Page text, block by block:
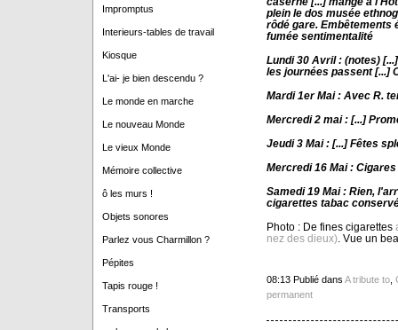
Impromptus
Interieurs-tables de travail
Kiosque
L'ai- je bien descendu ?
Le monde en marche
Le nouveau Monde
Le vieux Monde
Mémoire collective
ô les murs !
Objets sonores
Parlez vous Charmillon ?
Pépites
Tapis rouge !
Transports
plein le dos musée
rôdé gare. Embêtements
fumée sentimentalité
Lundi 30 Avril : (notes)
les journées passent [...]
Mardi 1er Mai : Avec R.
Mercredi 2 mai : [...]
Jeudi 3 Mai : [...] Fêtes
Mercredi 16 Mai :
Samedi 19 Mai : Rien,
cigarettes tabac
Photo : De fines cigarettes
nez des dieux) . Vue un
08:13 Publié dans A tribute to,
permanent